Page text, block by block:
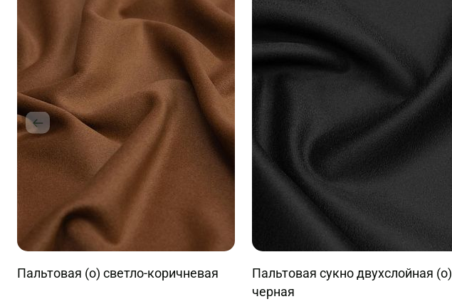
Пальтовая (о) светло-коричневая
Пальтовая сукно двухслойная (о)
черная